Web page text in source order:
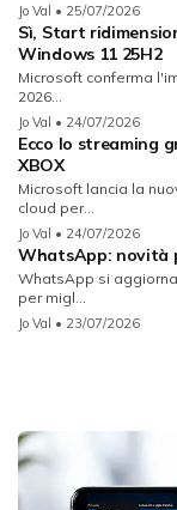
Jo Val • 25/07/2026
Sì, Start
Windows 11 25H2
Microsoft conferma
2026...
Jo Val • 24/07/2026
Ecco lo streaming
XBOX
Microsoft lancia la
cloud per...
Jo Val • 24/07/2026
WhatsApp: novità
WhatsApp si
per migl...
Jo Val • 23/07/2026